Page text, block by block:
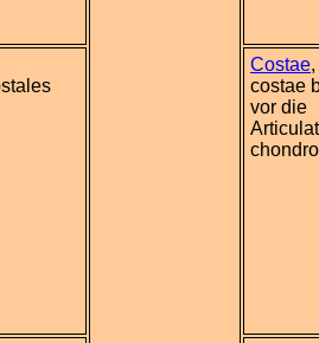
Costae,
costae
vor die